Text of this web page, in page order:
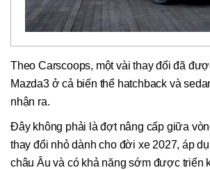
Theo Carscoops, một vài thay đổi đã
Mazda3 ở cả biến thể hatchback và
nhận ra.
Đây không phải là đợt nâng cấp giữa
thay đổi nhỏ dành cho đời xe 2027, áp
châu Âu và có khả năng sớm được triển